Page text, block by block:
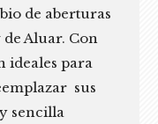
de aberturas
Aluar. Con
ideales para
sus
sencilla